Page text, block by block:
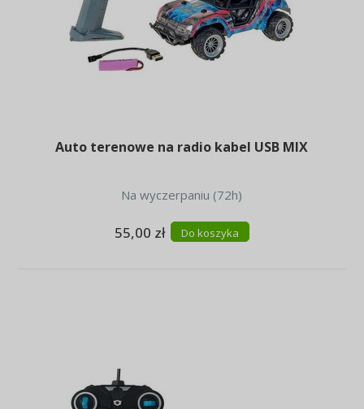
Auto terenowe na radio kabel USB MIX
Na wyczerpaniu (72h)
55,00 zł Do koszyka